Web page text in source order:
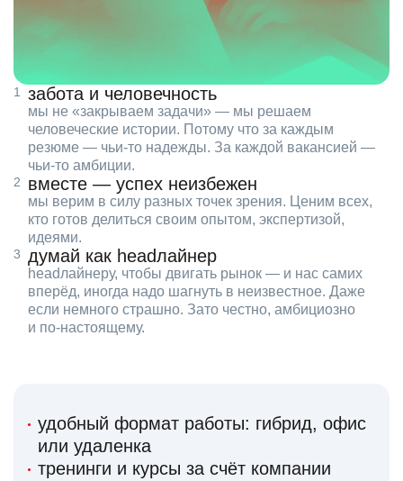
забота и человечность
мы не «закрываем задачи» — мы решаем
человеческие истории. Потому что за каждым
резюме — чьи‑то надежды. За каждой вакансией —
чьи‑то амбиции.
вместе — успех неизбежен
мы верим в силу разных точек зрения. Ценим всех,
кто готов делиться своим опытом, экспертизой,
идеями.
думай как headлайнер
headлайнеру, чтобы двигать рынок — и нас самих
вперёд, иногда надо шагнуть в неизвестное. Даже
если немного страшно. Зато честно, амбициозно
и по‑настоящему.
удобный формат работы: гибрид, офис
или удаленка
тренинги и курсы за счёт компании